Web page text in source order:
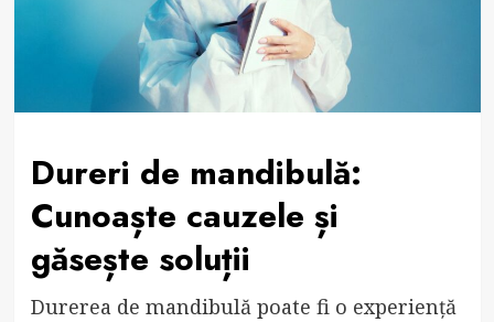
Dureri de mandibulă:
Cunoaște cauzele și
găsește soluții
Durerea de mandibulă poate fi o experiență